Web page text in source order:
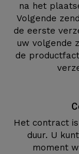
na het
Volgende
de eerste
uw volgende
de
Het contract
duur. U
moment